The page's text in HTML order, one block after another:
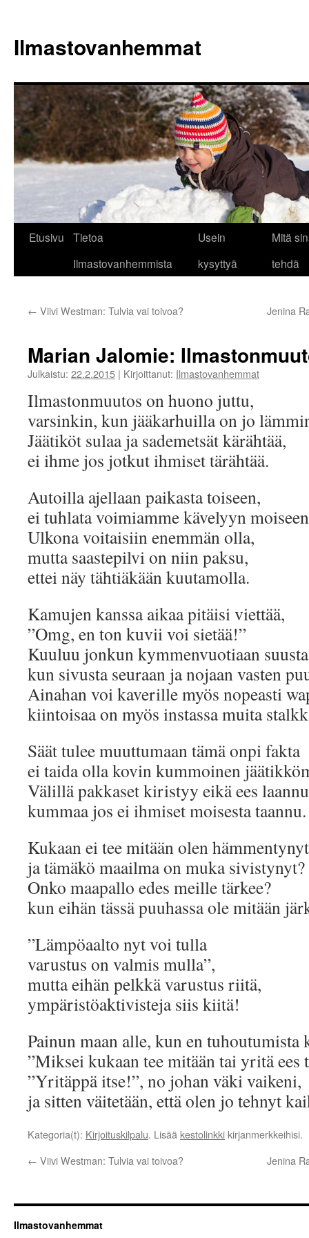
Ilmastovanhemmat
Etusivu
Tietoa
Ilmastovanhemmista
Usein
kysyttyä
Mitä
tehdä
← Viivi Westman: Tulvia vai toivoa? Jenina
Marian Jalomie:
Julkaistu: 22.2.2015 | Kirjoittanut: Ilmastovanhemmat
Ilmastonmuutos on huono juttu,
varsinkin, kun jääkarhuilla on jo
Jäätiköt sulaa ja sademetsät kärähtää,
ei ihme jos jotkut ihmiset tärähtää.
Autoilla ajellaan paikasta toiseen,
ei tuhlata voimiamme kävelyyn
Ulkona voitaisiin enemmän olla,
mutta saastepilvi on niin paksu,
ettei näy tähtiäkään kuutamolla.
Kamujen kanssa aikaa pitäisi viettää,
”Omg, en ton kuvii voi sietää!”
Kuuluu jonkun kymmenvuotiaan
kun sivusta seuraan ja nojaan vasten
Ainahan voi kaverille myös nopeasti
kiintoisaa on myös instassa muita
Säät tulee muuttumaan tämä onpi fakta
ei taida olla kovin kummoinen
Välillä pakkaset kiristyy eikä ees
kummaa jos ei ihmiset moisesta taannu.
Kukaan ei tee mitään olen
ja tämäkö maailma on muka sivistynyt?
Onko maapallo edes meille tärkee?
kun eihän tässä puuhassa ole mitään
”Lämpöaalto nyt voi tulla
varustus on valmis mulla”,
mutta eihän pelkkä varustus riitä,
ympäristöaktivisteja siis kiitä!
Painun maan alle, kun en
”Miksei kukaan tee mitään tai yritä ees
”Yritäppä itse!”, no johan väki vaikeni,
ja sitten väitetään, että olen jo tehnyt
Kategoria(t): Kirjoituskilpalu. Lisää kestolinkki kirjanmerkkeihisi.
← Viivi Westman: Tulvia vai toivoa? Jenina
Ilmastovanhemmat